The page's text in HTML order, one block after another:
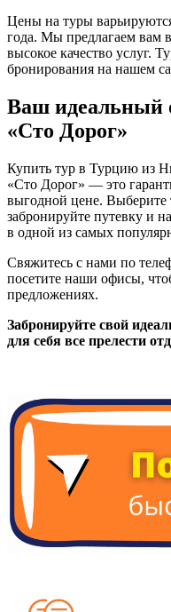
Цены на туры
года. Мы предлагаем вам
высокое качество услуг.
бронирования на нашем
Ваш идеальный
«Сто Дорог»
Купить тур в Турцию из
«Сто Дорог» — это
выгодной цене. Выберите
забронируйте путевку и
в одной из самых
Свяжитесь с нами по
посетите наши офисы,
предложениях.
Забронируйте свой
для себя все прелести